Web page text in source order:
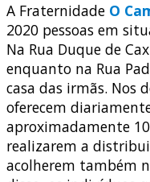
A Fraternidade O
2020 pessoas em
Na Rua Duque de
enquanto na Rua
casa das irmãs. Nos
oferecem
aproximadamente
realizarem a
acolherem também